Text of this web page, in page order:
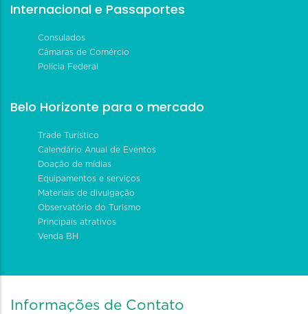
Internacional e Passaportes
Consulados
Câmaras de Comércio
Polícia Federal
Belo Horizonte para o mercado
Trade Turístico
Calendário Anual de Eventos
Doação de mídias
Equipamentos e serviços
Materiais de divulgação
Observatório do Turismo
Principais atrativos
Venda BH
Informações de Contato